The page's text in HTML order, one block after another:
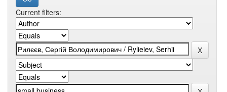
Current filters: